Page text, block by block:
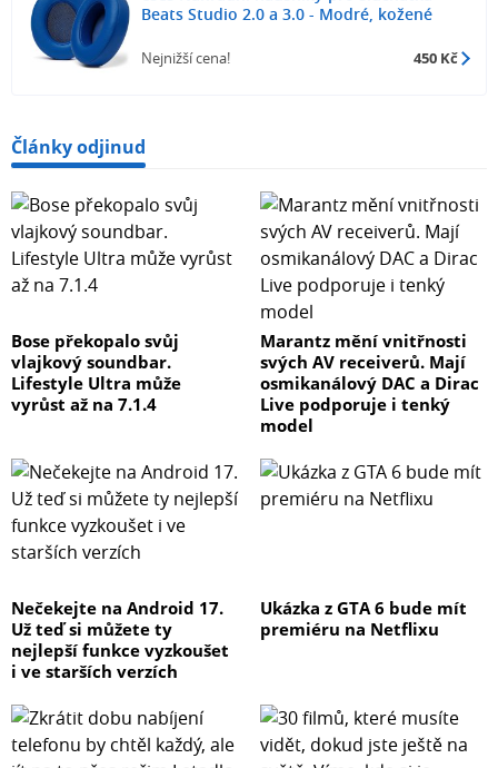
Beats Studio 2.0 a 3.0 - Modré, kožené
Nejnižší cena! 450 Kč
Články odjinud
Bose překopalo svůj
vlajkový soundbar.
Lifestyle Ultra může
vyrůst až na 7.1.4
Marantz mění vnitřnosti
svých AV receiverů. Mají
osmikanálový DAC a Dirac
Live podporuje i tenký
model
Nečekejte na Android 17.
Už teď si můžete ty
nejlepší funkce vyzkoušet
i ve starších verzích
Ukázka z GTA 6 bude mít
premiéru na Netflixu